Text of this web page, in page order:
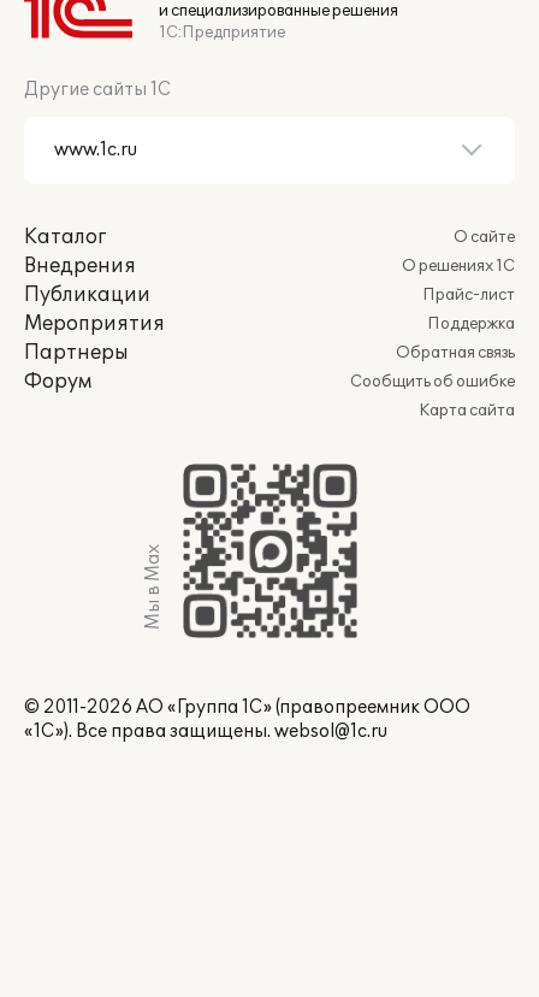
и специализированные решения
1С:Предприятие
Другие сайты 1С
Каталог
Внедрения
Публикации
Мероприятия
Партнеры
Форум
О сайте
О решениях 1С
Прайс-лист
Поддержка
Обратная связь
Сообщить об ошибке
Карта сайта
Мы в Max
© 2011-2026 АО «Группа 1С» (правопреемник ООО
«1С»). Все права защищены. websol@1c.ru